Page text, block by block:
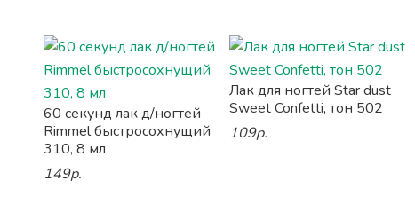
60 секунд лак д/ногтей
Rimmel быстросохнущий
310, 8 мл
149р.
Лак для ногтей Star dust
Sweet Confetti, тон 502
109р.